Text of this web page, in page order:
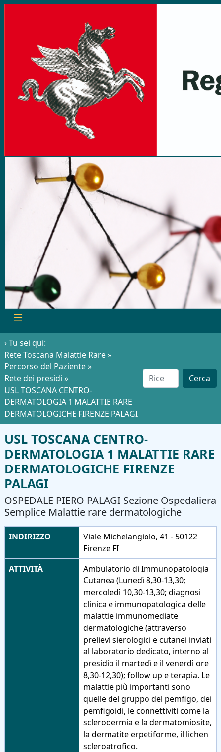
› Tu sei qui:
Rete Toscana Malattie Rare»
Percorso del Paziente»
Rete dei presidi »
USL TOSCANA CENTRO-
DERMATOLOGIA 1 MALATTIE RARE
DERMATOLOGICHE FIRENZE PALAGI
Cerca
USL TOSCANA CENTRO-
DERMATOLOGIA 1 MALATTIE RARE
DERMATOLOGICHE FIRENZE
PALAGI
OSPEDALE PIERO PALAGI Sezione Ospedaliera
Semplice Malattie rare dermatologiche
INDIRIZZO
Viale Michelangiolo, 41 - 50122
Firenze FI
ATTIVITÀ
Ambulatorio di Immunopatologia
Cutanea (Lunedì 8,30-13,30;
mercoledì 10,30-13,30; diagnosi
clinica e immunopatologica delle
malattie immunomediate
dermatologiche (attraverso
prelievi sierologici e cutanei inviati
al laboratorio dedicato, interno al
presidio il martedì e il venerdì ore
8,30-12,30); follow up e terapia. Le
malattie più importanti sono
quelle del gruppo del pemfigo, dei
pemfigoidi, le connettiviti come la
sclerodermia e la dermatomiosite,
la dermatite erpetiforme, il lichen
scleroatrofico.